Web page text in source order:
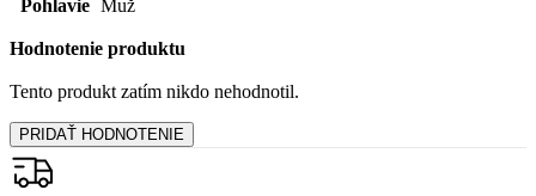
Pohlavie Muž
Hodnotenie produktu
Tento produkt zatím nikdo nehodnotil.
PRIDAŤ HODNOTENIE